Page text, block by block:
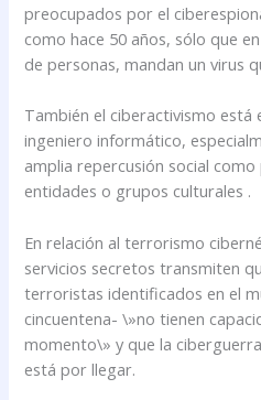
preocupados por el
como hace 50 años, sólo que
de personas, mandan un virus
También el ciberactivismo está
ingeniero informático,
amplia repercusión social
entidades o grupos culturales .
En relación al terrorismo
servicios secretos transmiten
terroristas identificados en el
cincuentena- \»no tienen
momento\» y que la
está por llegar.